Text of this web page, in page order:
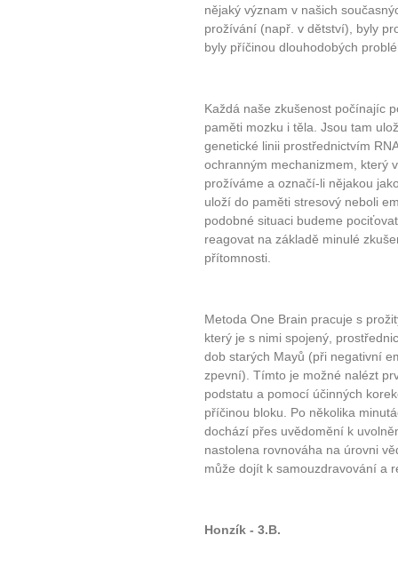
nějaký význam v našich
prožívání (např. v dětství), byly
byly příčinou dlouhodobých
Každá naše zkušenost počínajíc
paměti mozku i těla. Jsou tam
genetické linii prostřednictvím
ochranným mechanizmem, který
prožíváme a označí-li nějakou
uloží do paměti stresový neboli
podobné situaci budeme
reagovat na základě minulé
přítomnosti.
Metoda One Brain pracuje s
který je s nimi spojený,
dob starých Mayů (při negativní
zpevní). Tímto je možné nalézt
podstatu a pomocí účinných
příčinou bloku. Po několika
dochází přes uvědomění k
nastolena rovnováha na úrovni
může dojít k samouzdravování a
Honzík - 3.B.